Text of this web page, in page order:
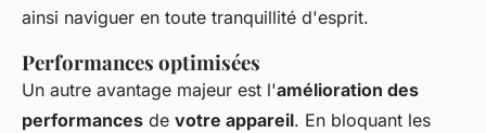
ainsi naviguer en toute tranquillité d'esprit.
Performances optimisées
Un autre avantage majeur est l'amélioration des
performances de votre appareil. En bloquant les